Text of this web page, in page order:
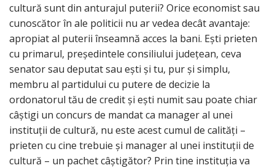
cultură sunt din anturajul puterii? Orice economist sau
cunoscător în ale politicii nu ar vedea decât avantaje:
apropiat al puterii înseamnă acces la bani. Ești prieten
cu primarul, președintele consiliului județean, ceva
senator sau deputat sau ești și tu, pur și simplu,
membru al partidului cu putere de decizie la
ordonatorul tău de credit și ești numit sau poate chiar
câștigi un concurs de mandat ca manager al unei
instituții de cultură, nu este acest cumul de calități –
prieten cu cine trebuie și manager al unei instituții de
cultură – un pachet câștigător? Prin tine instituția va